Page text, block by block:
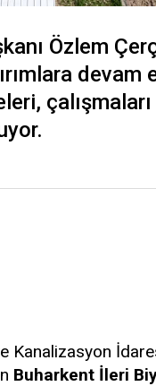
Özlem
devam
Kanalizasyon
Buharkent İleri